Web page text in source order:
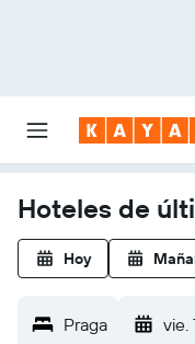
Hoteles de
Hoy
Praga vie.